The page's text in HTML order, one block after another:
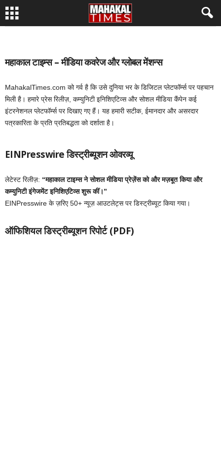
महाकाल टाइम्स – मीडिया कवरेज और ग्लोबल मेंशन्स
MahakalTimes.com को गर्व है कि उसे दुनिया भर के डिजिटल प्लेटफॉर्म्स पर पहचान
मिली है। हमारे प्रेस रिलीज़, कम्युनिटी इनिशिएटिव्स और सोशल मीडिया कैंपेन कई
इंटरनेशनल प्लेटफॉर्म्स पर दिखाए गए हैं। यह हमारी सटीक, ईमानदार और असरदार
पत्रकारिता के प्रति प्रतिबद्धता को दर्शाता है।
EINPresswire डिस्ट्रीब्यूशन ओवरव्यू
लेटेस्ट रिलीज़: “महाकाल टाइम्स ने सोशल मीडिया प्रेज़ेंस को और मज़बूत किया और
कम्युनिटी इंगेजमेंट इनिशिएटिव्स शुरू कीं।”
EINPresswire के ज़रिए 50+ न्यूज़ आउटलेट्स पर डिस्ट्रीब्यूट किया गया।
ऑफिशियल डिस्ट्रीब्यूशन रिपोर्ट (PDF)